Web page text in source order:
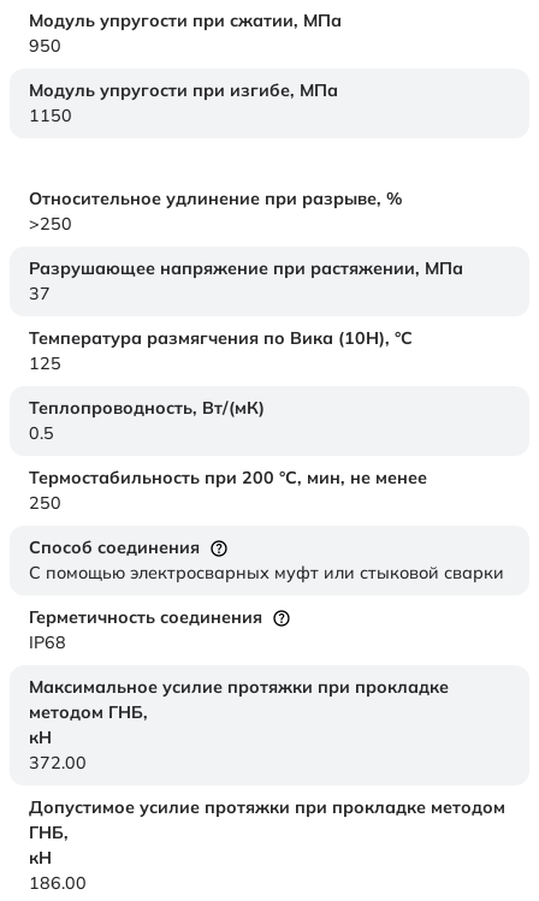
Модуль упругости при сжатии, МПа
950
Модуль упругости при изгибе, МПа
1150
Относительное удлинение при разрыве, %
>250
Разрушающее напряжение при растяжении, МПа
37
Температура размягчения по Вика (10Н), °C
125
Теплопроводность, Вт/(мК)
0.5
Термостабильность при 200 °С, мин, не менее
250
Способ соединения
С помощью электросварных муфт или стыковой сварки
Герметичность соединения
IP68
Максимальное усилие протяжки при прокладке
методом ГНБ,
кН
372.00
Допустимое усилие протяжки при прокладке методом
ГНБ,
кН
186.00